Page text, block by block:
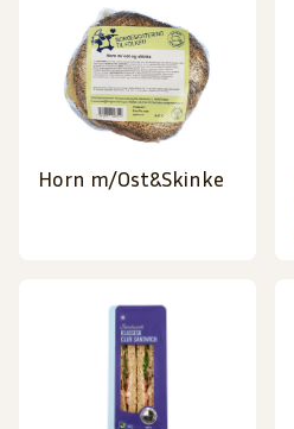
Horn m/Ost&Skinke